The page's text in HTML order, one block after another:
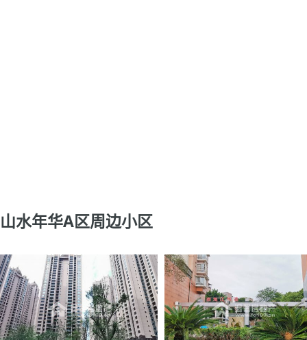
山水年华A区周边小区